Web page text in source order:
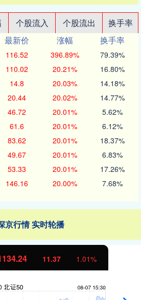
个股流入 个股流出
换手率
最新价 涨幅
换手率
116.52 396.89% 79.39%
110.02 20.21% 16.80%
14.8 20.03% 14.18%
20.44 20.02% 14.77%
46.72 20.01% 5.62%
61.6 20.01% 6.12%
83.62 20.01% 18.37%
49.67 20.01% 6.83%
53.33 20.01% 17.26%
146.16 20.00% 7.68%
京行情 实时轮播
11.37 1.01%